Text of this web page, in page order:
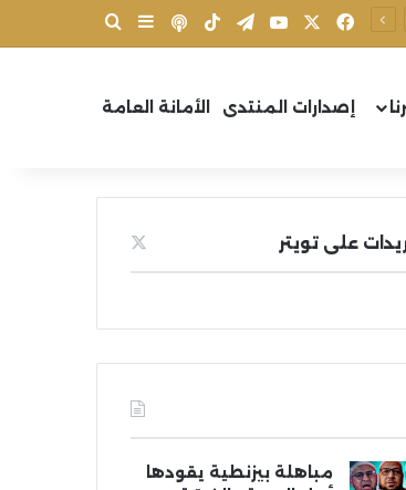
فيسبوك يوتيوبتيلقرام‫TikTokبودكاستإضافة عمود
إصدارات المنتدى الأمانة العامة
على تويتر
مباهلة بيزنطية يقودها